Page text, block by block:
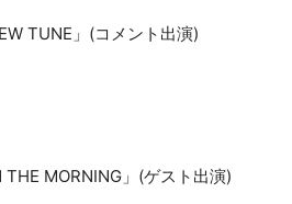
TUNE」(コメント出演)
MORNING」(ゲスト出演)